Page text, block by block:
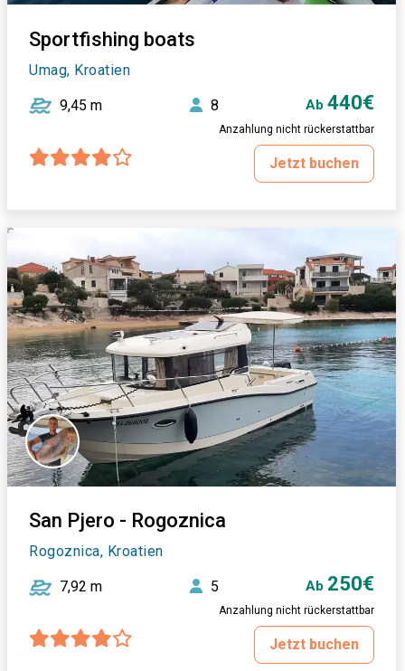
Sportfishing boats
Umag, Kroatien
9,45 m 8 Ab 440€
Anzahlung nicht rückerstattbar
Jetzt buchen
San Pjero - Rogoznica
Rogoznica, Kroatien
7,92 m 5 Ab 250€
Anzahlung nicht rückerstattbar
Jetzt buchen